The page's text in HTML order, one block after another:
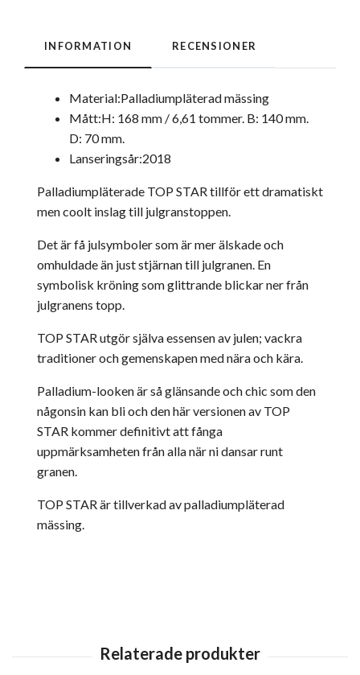
INFORMATION RECENSIONER
Material:Palladiumpläterad mässing
Mått:H: 168 mm / 6,61 tommer. B: 140 mm.
D: 70 mm.
Lanseringsår:2018
Palladiumpläterade TOP STAR tillför ett dramatiskt
men coolt inslag till julgranstoppen.
Det är få julsymboler som är mer älskade och
omhuldade än just stjärnan till julgranen. En
symbolisk kröning som glittrande blickar ner från
julgranens topp.
TOP STAR utgör själva essensen av julen; vackra
traditioner och gemenskapen med nära och kära.
Palladium-looken är så glänsande och chic som den
någonsin kan bli och den här versionen av TOP
STAR kommer definitivt att fånga
uppmärksamheten från alla när ni dansar runt
granen.
TOP STAR är tillverkad av palladiumpläterad
mässing.